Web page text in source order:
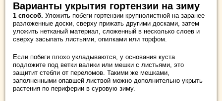
Варианты укрытия гортензии на зиму
1 способ. Уложить побеги гортензии крупнолистной на заранее
разложенные доски, сверху прижать другими досками, затем
уложить нетканый материал, сложенный в несколько слоев и
сверху засыпать листьями, опилками или торфом.
Если побеги плохо укладываются, у основания куста
подложите под ветки валики или мешки с листьями, это
защитит стебли от переломов. Такими же мешками,
заполненными опавшей листвой можно дополнительно укрыть
растения по периферии в суровую зиму.